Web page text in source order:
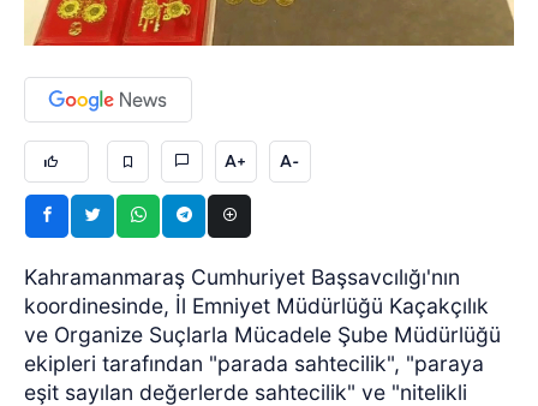
A+ A-
Kahramanmaraş Cumhuriyet Başsavcılığı'nın
koordinesinde, İl Emniyet Müdürlüğü Kaçakçılık
ve Organize Suçlarla Mücadele Şube Müdürlüğü
ekipleri tarafından "parada sahtecilik", "paraya
eşit sayılan değerlerde sahtecilik" ve "nitelikli